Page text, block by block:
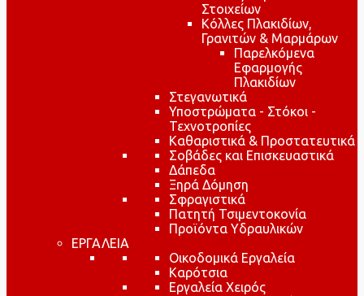
Στοιχείων
Κόλλες Πλακιδίων,
Γρανιτών & Μαρμάρων
Παρελκόμενα
Εφαρμογής
Πλακιδίων
Στεγανωτικά
Υποστρώματα - Στόκοι -
Τεχνοτροπίες
Καθαριστικά & Προστατευτικά
Σοβάδες και Επισκευαστικά
Δάπεδα
Ξηρά Δόμηση
Σφραγιστικά
Πατητή Τσιμεντοκονία
Προϊόντα Υδραυλικών
ΕΡΓΑΛΕΙΑ
Οικοδομικά Εργαλεία
Καρότσια
Εργαλεία Χειρός